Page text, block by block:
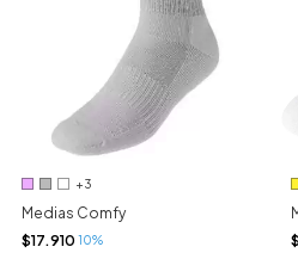
+3
Medias Comfy
$17.910 10%